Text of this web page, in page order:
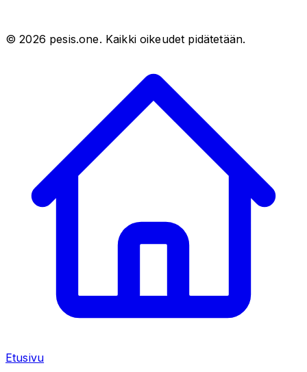
©2026 pesis.one. Kaikki oikeudet pidätetään.
Etusivu